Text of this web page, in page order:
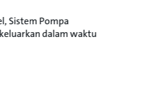
Sistem Pompa
dalam waktu